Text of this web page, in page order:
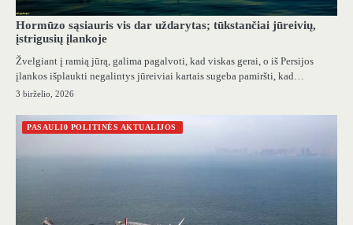
Hormūzo sąsiauris vis dar uždarytas; tūkstančiai jūreivių,
įstrigusių įlankoje
Žvelgiant į ramią jūrą, galima pagalvoti, kad viskas gerai, o iš Persijos
įlankos išplaukti negalintys jūreiviai kartais sugeba pamiršti, kad…
3 birželio, 2026
PASAULI0 POLITINĖS AKTUALIJOS